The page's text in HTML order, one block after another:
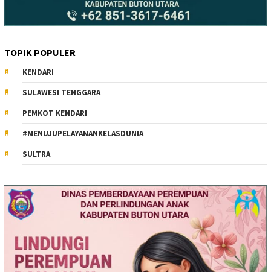
TOPIK POPULER
KENDARI
SULAWESI TENGGARA
PEMKOT KENDARI
#MENUJUPELAYANANKELASDUNIA
SULTRA